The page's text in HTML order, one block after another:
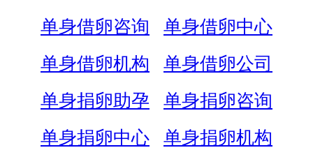
单身借卵咨询
单身借卵中心
单身借卵机构
单身借卵公司
单身捐卵助孕
单身捐卵咨询
单身捐卵中心
单身捐卵机构